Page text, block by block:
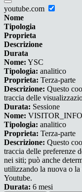
youtube.com
Nome
Tipologia
Proprieta
Descrizione
Durata
Nome: YSC
Tipologia: analitico
Proprieta: Terza-parte
Descrizione: Questo
traccia delle
Durata: Sessione
Nome:
Tipologia: analitico
Proprieta: Terza-parte
Descrizione: Questo
traccia delle preferenze
nei siti; può anche
utilizzando la nuova o
Youtube.
Durata: 6 mesi